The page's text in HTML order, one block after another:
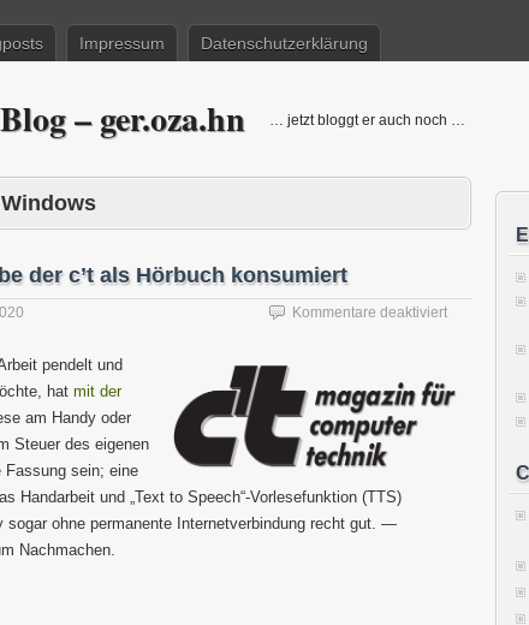
Impressum Datenschutzerklärung
– ger.oza.hn … jetzt bloggt er auch noch …
Windows
der c’t als Hörbuch konsumiert
Kommentare deaktiviertfür
aktuelle
pendelt und
hat mit der
am Handy oder
Steuer des eigenen
Fassung sein; eine
Handarbeit und „Text to Speech“-Vorlesefunktion (TTS)
sogar ohne permanente Internetverbindung recht gut. —
Nachmachen.